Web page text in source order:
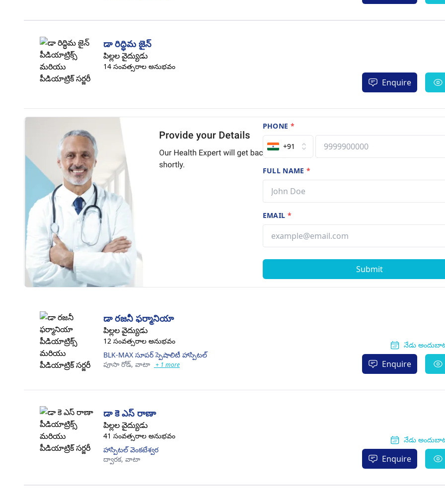
డా రిద్ధిమ జైన్
పిల్లల వైద్యుడు
14 సంవత్సరాల అనుభవం
Enquire
PHONE *
+91
FULL NAME*
EMAIL *
Submit
డా రజనీ ఫర్మానియా
పిల్లల వైద్యుడు
12 సంవత్సరాల అనుభవం
BLK-MAX సూపర్ స్పెషాలిటీ హాస్పిటల్
పూసా రోడ్, వాటా + 1 more
నేడు
Enquire
డా కె ఎస్ రాణా
పిల్లల వైద్యుడు
41 సంవత్సరాల అనుభవం
హాస్పిటల్ వెంకటేశ్వర
ద్వారక, వాటా
నేడు
Enquire